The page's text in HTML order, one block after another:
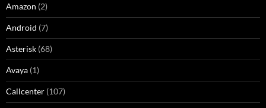
Amazon (2)
Android (7)
Asterisk (68)
Avaya (1)
Callcenter (107)